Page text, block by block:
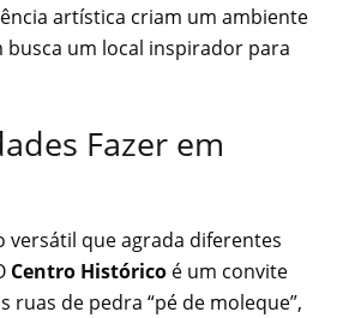
artística criam um ambiente
um local inspirador para
Fazer em
versátil que agrada diferentes
Centro Histórico é um convite
ruas de pedra “pé de moleque”,